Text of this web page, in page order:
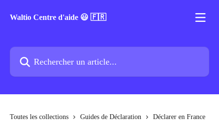
Waltio Centre d'aide 😃 🇫🇷
Rechercher un article...
Toutes les collections Guides de Déclaration
Déclarer en France